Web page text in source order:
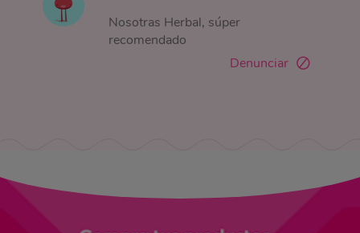
Nosotras Herbal, súper
recomendado
Denunciar